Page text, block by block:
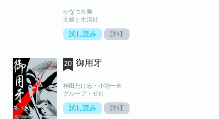
かなつ久美
主婦と生活社
試し読み 詳細
御用牙
神田たけ志・小池一夫
グループ・ゼロ
試し読み 詳細